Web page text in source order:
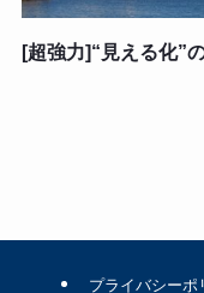
[超強力]“見える化”
プライバシーポ